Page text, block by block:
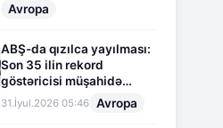
Avropa
ABŞ-da qızılca yayılması:
Son 35 ilin rekord
göstəricisi müşahidə
olunur
31.İyul.2026 05:46 Avropa